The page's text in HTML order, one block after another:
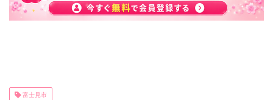
富士見市